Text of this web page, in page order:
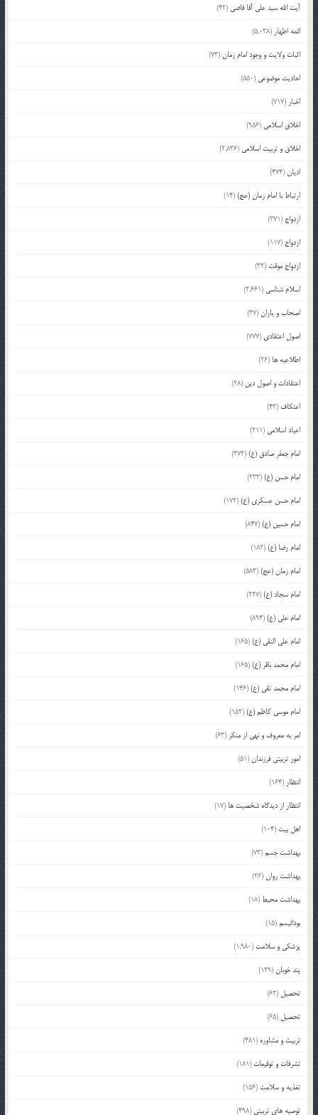
آیت الله سید علی آقا قاضی (42)
ائمه اطهار (5,038)
اثبات ولایت و وجود امام زمان(73)
احادیث موضوعی (550)
اخبار (717)
اخلاق اسلامی (956)
اخلاق و تربیت اسلامی (2,836)
ادیان(474)
ارتباط با امام زمان (عج)(14)
ازدواج (371)
ازدواج (117)
ازدواج موقت (32)
اسلام شناسی (2,661)
اصحاب و یاران(37)
اصول اعتقادی (777)
اطلاعیه ها (26)
اعتقادات و اصول دین (28)
اعتکاف (43)
اعیاد اسلامی (211)
امام جعفر صادق (ع)(372)
امام حسن (ع)(233)
امام حسن عسکری (ع)(172)
امام حسین (ع)(847)
امام رضا (ع)(182)
امام زمان (عج)(583)
امام سجاد (ع)(227)
امام علی (ع)(894)
امام علی النقی (ع)(165)
امام محمد باقر (ع)(165)
امام محمد تقی (ع)(146)
امام موسی کاظم (ع)(152)
امر به معروف و نهی از منکر (63)
امور تربیتی فرزندان(51)
انتظار (164)
انتظار از دیدگاه شخصیت ها (17)
اهل بیت (104)
بهداشت جسم(73)
بهداشت روان(26)
بهداشت محیط (18)
بودائیسم(15)
پزشکی و سلامت (1,980)
پند خوبان(129)
تحصیل (62)
تحصیل (65)
تربیت و مشاوره (481)
تشرفات و توقیعات (181)
تغذیه و سلامت (156)
توصیه های تربیتی (498)